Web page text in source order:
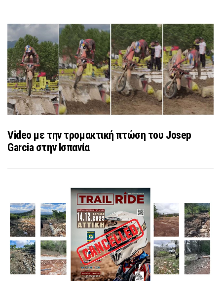
Video με την τρομακτική πτώση του Josep
Garcia στην Ισπανία